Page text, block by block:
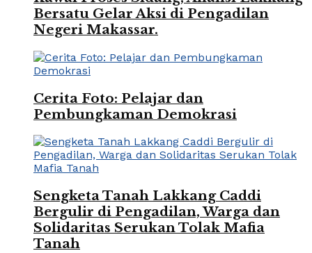
Bersatu Gelar Aksi di Pengadilan
Negeri Makassar.
Cerita Foto: Pelajar dan
Pembungkaman Demokrasi
Sengketa Tanah Lakkang Caddi
Bergulir di Pengadilan, Warga dan
Solidaritas Serukan Tolak Mafia
Tanah